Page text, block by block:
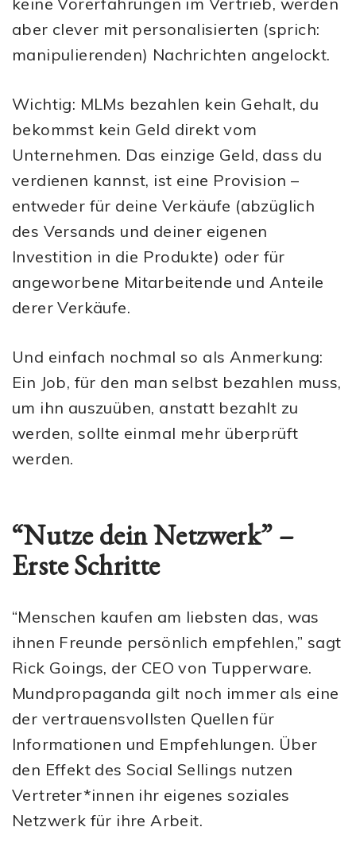
aber clever mit personalisierten (sprich:
manipulierenden) Nachrichten angelockt.
Wichtig: MLMs bezahlen kein Gehalt, du
bekommst kein Geld direkt vom
Unternehmen. Das einzige Geld, dass du
verdienen kannst, ist eine Provision –
entweder für deine Verkäufe (abzüglich
des Versands und deiner eigenen
Investition in die Produkte) oder für
angeworbene Mitarbeitende und Anteile
derer Verkäufe.
Und einfach nochmal so als Anmerkung:
Ein Job, für den man selbst bezahlen muss,
um ihn auszuüben, anstatt bezahlt zu
werden, sollte einmal mehr überprüft
werden.
“Nutze dein Netzwerk” –
Erste Schritte
“Menschen kaufen am liebsten das, was
ihnen Freunde persönlich empfehlen,” sagt
Rick Goings, der CEO von Tupperware.
Mundpropaganda gilt noch immer als eine
der vertrauensvollsten Quellen für
Informationen und Empfehlungen. Über
den Effekt des Social Sellings nutzen
Vertreter*innen ihr eigenes soziales
Netzwerk für ihre Arbeit.